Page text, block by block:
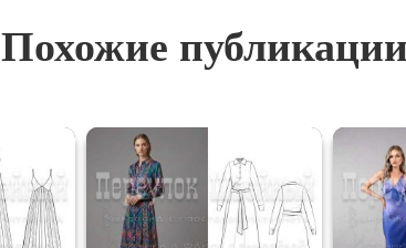
Похожие публикации